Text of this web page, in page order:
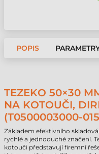
POPIS
TEZEKO 50×30
NA KOTOUČI,
(T0500003000-
Základem efektivního
rychlé a jednoduché značení.
kotouči představují firemní